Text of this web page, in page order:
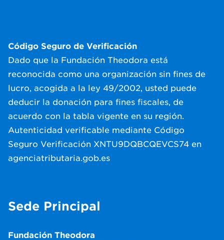
Código Seguro de Verificación
Dado que la Fundación Theodora está
reconocida como una organización sin fines de
lucro, acogida a la ley 49/2002, usted puede
deducir la donación para fines fiscales, de
acuerdo con la tabla vigente en su región.
Autenticidad verificable mediante Código
Seguro Verificación XNTU9DQBCQEVCS74 en
agenciatributaria.gob.es
Sede Principal
Fundación Theodora